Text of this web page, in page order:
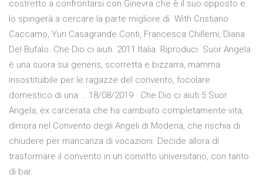
costretto a confrontarsi con Ginevra che è il suo opposto e
lo spingerà a cercare la parte migliore di With Cristiano
Caccamo, Yuri Casagrande Conti, Francesca Chillemi, Diana
Del Bufalo. Che Dio ci aiuti. 2011 Italia. Riproduci. Suor Angela
è una suora sui generis, scorretta e bizzarra, mamma
insostituibile per le ragazze del convento, focolare
domestico di una … 18/08/2019 · Che Dio ci aiuti 5 Suor
Angela, ex carcerata che ha cambiato completamente vita,
dimora nel Convento degli Angeli di Modena, che rischia di
chiudere per mancanza di vocazioni. Decide allora di
trasformare il convento in un convitto universitario, con tanto
di bar.